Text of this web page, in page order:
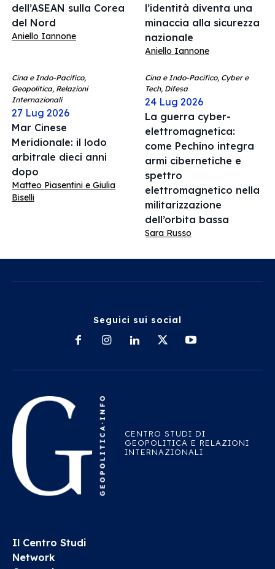
dell’ASEAN sulla Corea
del Nord
Aniello Iannone
l’identità diventa una
minaccia alla sicurezza
nazionale
Aniello Iannone
Cina e Indo-Pacifico,
Geopolitica, Relazioni
Internazionali
27 Lug 2026
Mar Cinese
Meridionale: il lodo
arbitrale dieci anni
dopo
Matteo Piasentini e Giulia
Biselli
Cina e Indo-Pacifico, Cyber e
Tech, Difesa
24 Lug 2026
La guerra cyber-
elettromagnetica:
come Pechino integra
armi cibernetiche e
spettro
elettromagnetico nella
militarizzazione
dell’orbita bassa
Sara Russo
Seguici sui social
CENTRO STUDI DI
GEOPOLITICA E RELAZIONI
INTERNAZIONALI
Il Centro Studi
Network